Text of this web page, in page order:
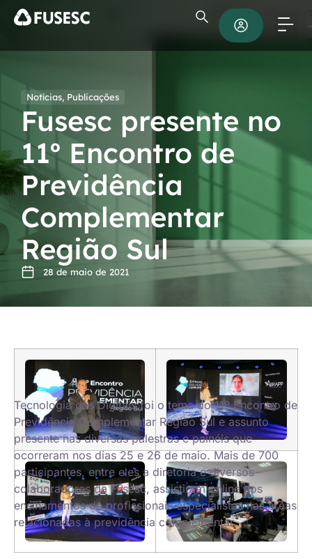
Notícias, Publicações
Fusesc presente no
11º Encontro de
Previdência
Complementar
Região Sul
28 de maio de 2021
Tecnologia das Digitais foi o tema do 11º Encontro de
Previdência Complementar Região Sul e assunto
presente nas diversas palestras e painéis que
ocorreram nos dias 25 e 26 de maio. Mais de 700
participantes, entre eles a diretoria e diversos
colaboradores da Fusesc, assistiram online aos
ensinamentos de profissionais especialistas nas áreas
relacionadas à previdência complementar.